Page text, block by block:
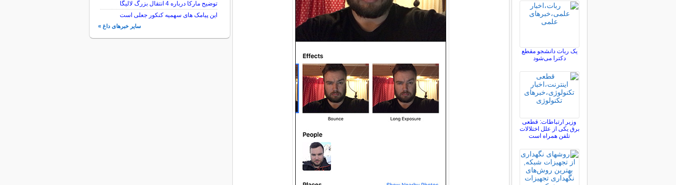
یک ربات دانشجو مقطع
دکترا می‌شود
وزیر ارتباطات: قطعی
برق یکی از علل اختلالات
تلفن همراه است
توضیح مارکا درباره 4 انتقال بزرگ لالیگا
این پیامک های سهمیه کنکور جعلی است
سایر خبرهای داغ »